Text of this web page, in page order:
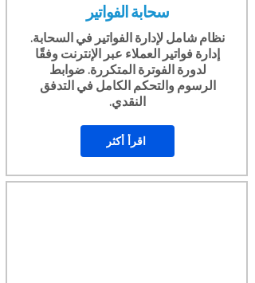
سحابة الفواتير
نظام شامل لإدارة الفواتير في السحابة.
إدارة فواتير العملاء عبر الإنترنت وفقًا
لدورة الفوترة المتكررة. ضوابط
الرسوم والتحكم الكامل في التدفق
النقدي.
اقرأ أكثر